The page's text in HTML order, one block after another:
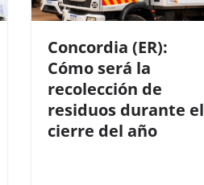
Concordia (ER):
Cómo será la
recolección de
residuos durante el
cierre del año